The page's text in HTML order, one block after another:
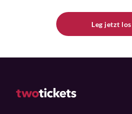
Leg jetzt